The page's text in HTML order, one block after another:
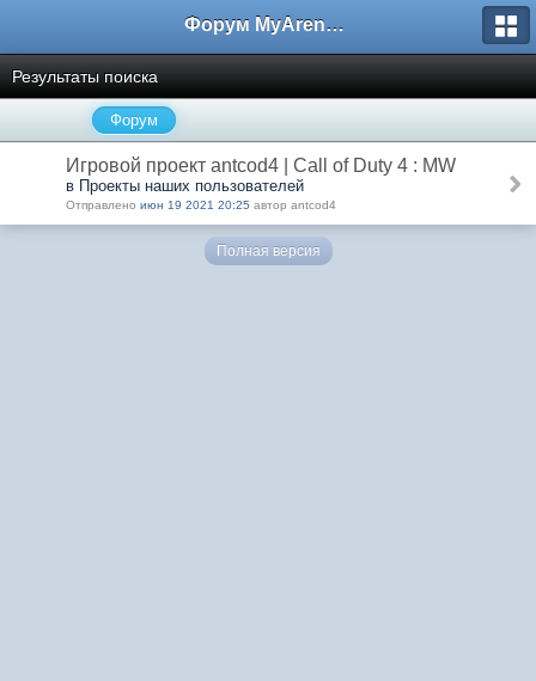
Форум MyArena.ru
Результаты поиска
Форум
Игровой проект antcod4 | Call of Duty 4 : MW
в Проекты наших пользователей
Отправлено июн 19 2021 20:25 автор antcod4
Полная версия